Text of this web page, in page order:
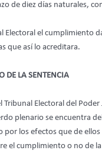
de diez días naturales,
el cumplimiento
que así lo acreditara.
DE LA SENTENCIA
Electoral del Poder
plenario se encuentra
los efectos que de
el cumplimiento o no de